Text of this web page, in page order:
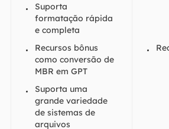
Suporta
formatação rápida
e completa
Recursos bônus
como conversão de
MBR em GPT
Suporta uma
grande variedade
de sistemas de
arquivos